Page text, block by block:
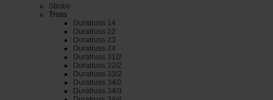
Strobe
Tross
Duratruss 14
Duratruss 22
Duratruss 23
Duratruss 24
Duratruss 31/2
Duratruss 32/2
Duratruss 33/2
Duratruss 34/2
Duratruss 34/3